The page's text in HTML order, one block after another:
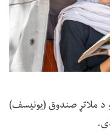
د ملاتړ صندوق (یونیسف)